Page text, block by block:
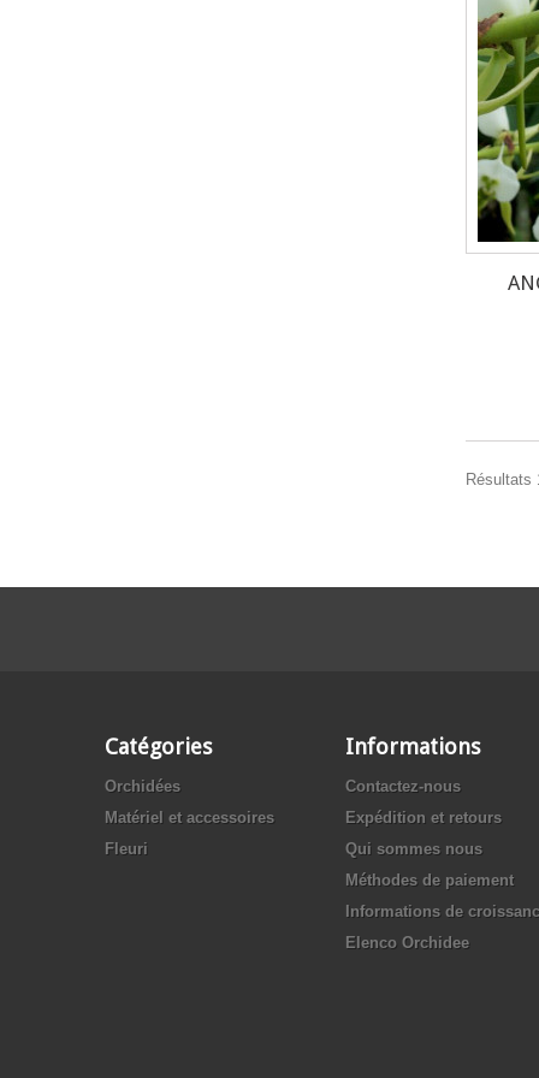
Résultats
Catégories
Orchidées
Matériel et accessoires
Fleuri
Informations
Contactez-nous
Expédition et retours
Qui sommes nous
Méthodes de paiement
Informations de
Elenco Orchidee